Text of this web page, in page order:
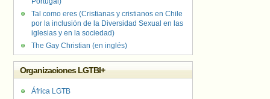
Tal como eres (Cristianas y cristianos en Chile
por la inclusión de la Diversidad Sexual en las
iglesias y en la sociedad)
The Gay Christian (en inglés)
Organizaciones LGTBI+
África LGTB